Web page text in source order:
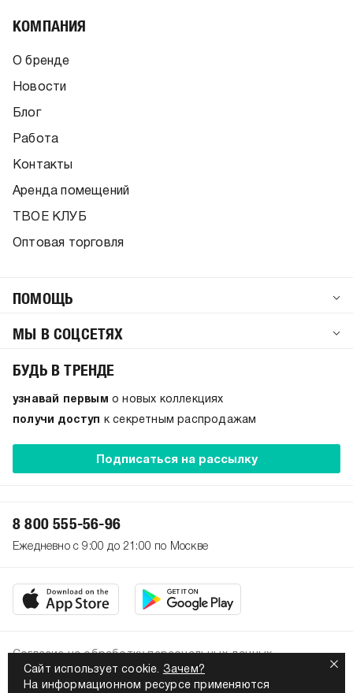
Сайт использует cookie. Зачем?
На информационном ресурсе применяются
КОМПАНИЯ
О бренде
Новости
Блог
Работа
Контакты
Аренда помещений
ТВОЕ КЛУБ
Оптовая торговля
ПОМОЩЬ
МЫ В СОЦСЕТЯХ
БУДЬ В ТРЕНДЕ
узнавай первым о новых коллекциях
получи доступ
к секретным распродажам
Подписаться на рассылку
8 800 555-56-96
Ежедневно с 9:00 до 21:00 по Москве
Политика конфиденциальности
Согласие на обработку персональных данных